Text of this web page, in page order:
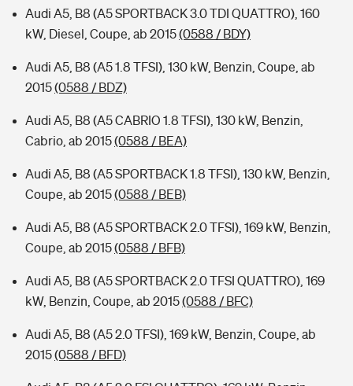
Audi A5, B8 (A5 SPORTBACK 3.0 TDI QUATTRO), 160
kW, Diesel, Coupe, ab 2015(0588 / BDY)
Audi A5, B8 (A5 1.8 TFSI), 130 kW, Benzin, Coupe, ab
2015(0588 / BDZ)
Audi A5, B8 (A5 CABRIO 1.8 TFSI), 130 kW, Benzin,
Cabrio, ab 2015(0588 / BEA)
Audi A5, B8 (A5 SPORTBACK 1.8 TFSI), 130 kW, Benzin,
Coupe, ab 2015(0588 / BEB)
Audi A5, B8 (A5 SPORTBACK 2.0 TFSI), 169 kW, Benzin,
Coupe, ab 2015(0588 / BFB)
Audi A5, B8 (A5 SPORTBACK 2.0 TFSI QUATTRO), 169
kW, Benzin, Coupe, ab 2015(0588 / BFC)
Audi A5, B8 (A5 2.0 TFSI), 169 kW, Benzin, Coupe, ab
2015(0588 / BFD)